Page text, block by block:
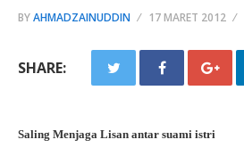
BYAHMADZAINUDDIN 17 MARET 2012
SHARE:
Saling Menjaga Lisan antar suami istri